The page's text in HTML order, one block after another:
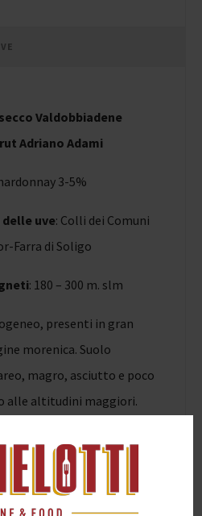
Valdobbiadene
Adriano Adami
3-5%
uve: Colli dei Comuni
Farra di Soligo
: 180 – 300 m. slm
presenti in gran
morenica. Suolo
magro, asciutto e poco
alle altitudini maggiori.
-3500 piante per ha